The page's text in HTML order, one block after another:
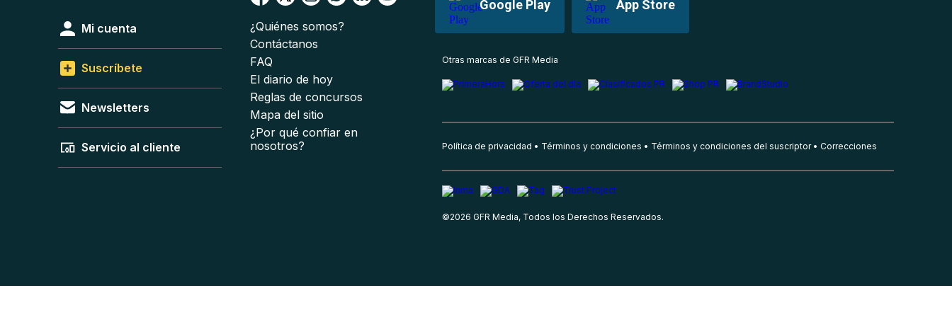
Google Play App Store
Mi cuenta
Suscríbete
Newsletters
Servicio al cliente
¿Quiénes somos?
Contáctanos
FAQ
El diario de hoy
Reglas de concursos
Mapa del sitio
¿Por qué confiar en
nosotros?
Otras marcas de GFR Media
Política de privacidad Términos y condiciones Términos y condiciones del suscriptor Correcciones
©2026 GFR Media, Todos los Derechos Reservados.